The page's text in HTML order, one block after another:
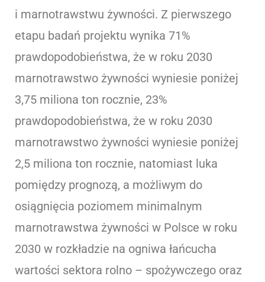
i marnotrawstwu żywności. Z pierwszego
etapu badań projektu wynika 71%
prawdopodobieństwa, że w roku 2030
marnotrawstwo żywności wyniesie poniżej
3,75 miliona ton rocznie, 23%
prawdopodobieństwa, że w roku 2030
marnotrawstwo żywności wyniesie poniżej
2,5 miliona ton rocznie, natomiast luka
pomiędzy prognozą, a możliwym do
osiągnięcia poziomem minimalnym
marnotrawstwa żywności w Polsce w roku
2030 w rozkładzie na ogniwa łańcucha
wartości sektora rolno – spożywczego oraz